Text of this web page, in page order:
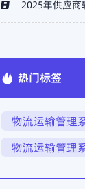
热门标签
物流运输管理
物流运输管理